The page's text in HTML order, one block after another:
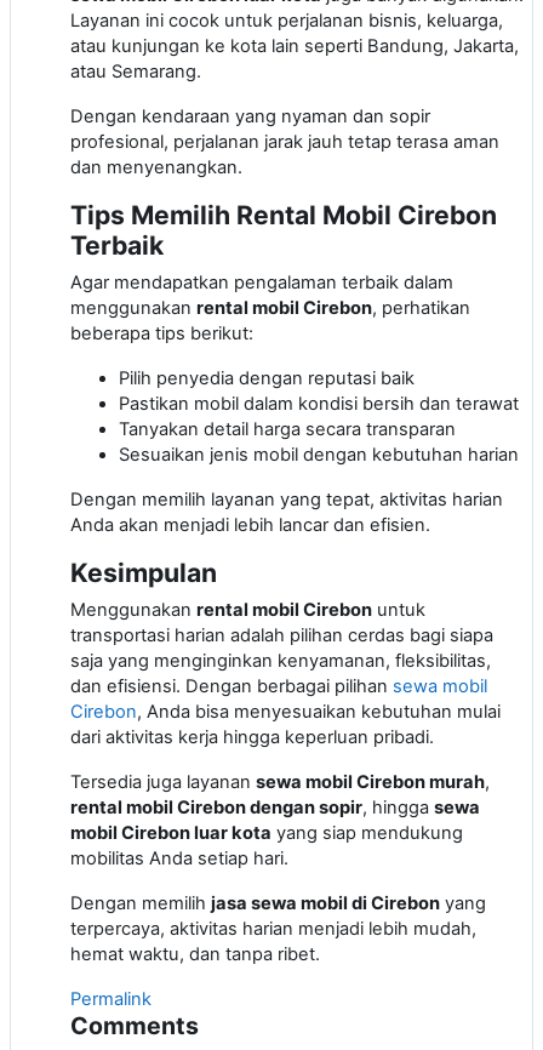
Layanan ini cocok untuk perjalanan bisnis, keluarga,
atau kunjungan ke kota lain seperti Bandung, Jakarta,
atau Semarang.
Dengan kendaraan yang nyaman dan sopir
profesional, perjalanan jarak jauh tetap terasa aman
dan menyenangkan.
Tips Memilih Rental Mobil Cirebon
Terbaik
Agar mendapatkan pengalaman terbaik dalam
menggunakan rental mobil Cirebon, perhatikan
beberapa tips berikut:
Pilih penyedia dengan reputasi baik
Pastikan mobil dalam kondisi bersih dan terawat
Tanyakan detail harga secara transparan
Sesuaikan jenis mobil dengan kebutuhan harian
Dengan memilih layanan yang tepat, aktivitas harian
Anda akan menjadi lebih lancar dan efisien.
Kesimpulan
Menggunakan rental mobil Cirebon untuk
transportasi harian adalah pilihan cerdas bagi siapa
saja yang menginginkan kenyamanan, fleksibilitas,
dan efisiensi. Dengan berbagai pilihan sewa mobil
Cirebon, Anda bisa menyesuaikan kebutuhan mulai
dari aktivitas kerja hingga keperluan pribadi.
Tersedia juga layanan sewa mobil Cirebon murah,
rental mobil Cirebon dengan sopir, hingga sewa
mobil Cirebon luar kota yang siap mendukung
mobilitas Anda setiap hari.
Dengan memilih jasa sewa mobil di Cirebon yang
terpercaya, aktivitas harian menjadi lebih mudah,
hemat waktu, dan tanpa ribet.
Permalink
Comments